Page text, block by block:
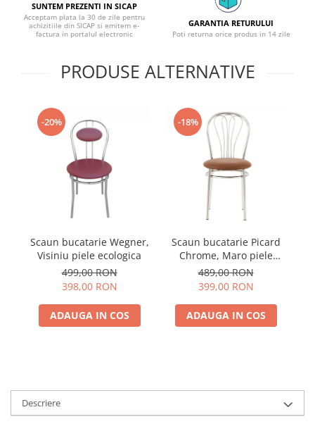
SUNTEM PREZENTI IN SICAP
Acceptam plata la 30 de zile pentru
achizitiile din SICAP si emitem e-
factura in portalul electronic
GARANTIA RETURULUI
Poti returna orice produs in 14 zile
PRODUSE ALTERNATIVE
-20%
Scaun bucatarie Wegner,
Visiniu piele ecologica
499,00 RON
398,00 RON
ADAUGA IN COS
-18%
Scaun bucatarie Picard
Chrome, Maro piele
ecologica
489,00 RON
399,00 RON
ADAUGA IN COS
Descriere